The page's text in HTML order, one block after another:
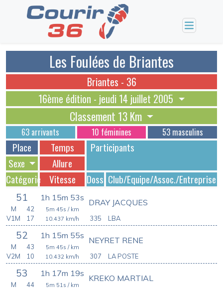
Les Foulées de Briantes
16ème édition - jeudi 14 juillet 2005
Briantes - 36
Classement 13 Km
63 arrivants 10 féminines 53 masculins
Place Temps
Dossards
Participants
Allure
Vitesse
Sexe
Catégorie
Club/Equipe/Assoc./Entreprise
51 1h 15m 53s
335
DRAY JACQUES
5m 45s / km
10.437 km/h
M
42
V1M
17 LBA
52 1h 15m 55s
307
NEYRET RENE
5m 45s / km
10.432 km/h
M
43
V2M
10 LA POSTE
53 1h 17m 19s KREKO MARTIAL
5m 51s / km
M
44